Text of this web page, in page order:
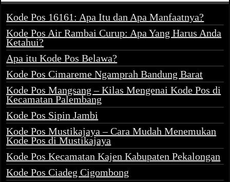
Kode Pos 16161: Apa Itu dan Apa Manfaatnya?
Kode Pos Air Rambai Curup: Apa Yang Harus Anda
Ketahui?
Apa itu Kode Pos Belawa?
Kode Pos Cimareme Ngamprah Bandung Barat
Kode Pos Mangsang – Kilas Mengenai Kode Pos di
Kecamatan Palembang
Kode Pos Sipin Jambi
Kode Pos Mustikajaya – Cara Mudah Menemukan
Kode Pos di Mustikajaya
Kode Pos Kecamatan Kajen Kabupaten Pekalongan
Kode Pos Ciadeg Cigombong